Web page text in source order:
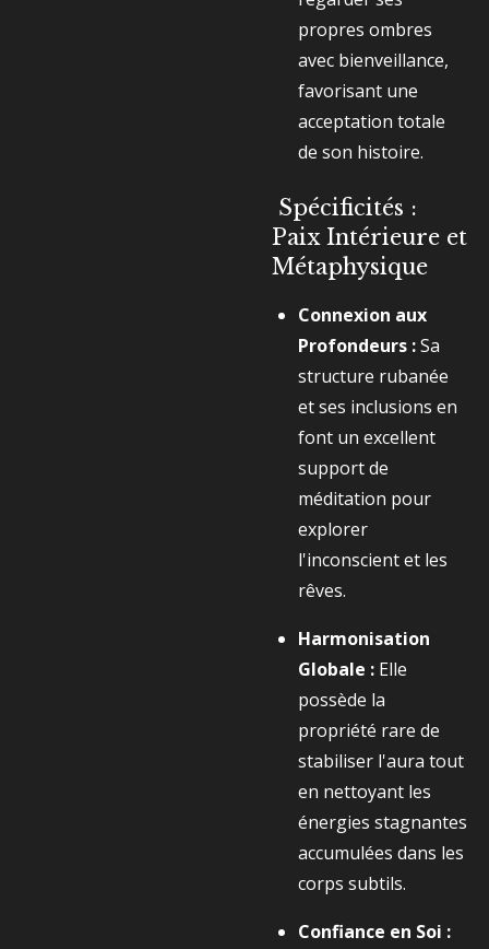
propres ombres
avec bienveillance,
favorisant une
acceptation totale
de son histoire.
Spécificités :
Paix Intérieure et
Métaphysique
Connexion aux
Profondeurs :Sa
structure rubanée
et ses inclusions en
font un excellent
support de
méditation pour
explorer
l'inconscient et les
rêves.
Harmonisation
Globale : Elle
possède la
propriété rare de
stabiliser l'aura tout
en nettoyant les
énergies stagnantes
accumulées dans les
corps subtils.
Confiance en Soi :